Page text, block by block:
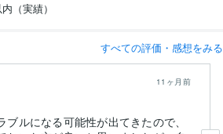
（実績）
すべての評価・感想をみる
11ヶ月前
ルになる可能性が出てきたので、